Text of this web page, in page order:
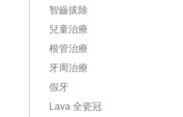
智齒拔除
兒童治療
根管治療
牙周治療
假牙
Lava 全瓷冠